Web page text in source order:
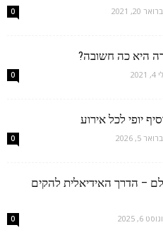
20, 2021
0
היא כה חשובה?
0
יופי לכל אירוע
5, 2026
0
– הדרך האידיאלית להקים
6, 2025
0